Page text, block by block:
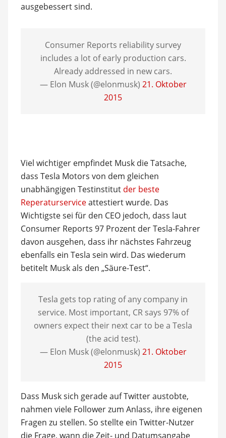
ausgebessert sind.
Consumer Reports reliability survey
includes a lot of early production cars.
Already addressed in new cars.
— Elon Musk (@elonmusk) 21. Oktober
2015
Viel wichtiger empfindet Musk die Tatsache,
dass Tesla Motors von dem gleichen
unabhängigen Testinstitut der beste
Reperaturserviceattestiert wurde. Das
Wichtigste sei für den CEO jedoch, dass laut
Consumer Reports 97 Prozent der Tesla-Fahrer
davon ausgehen, dass ihr nächstes Fahrzeug
ebenfalls ein Tesla sein wird. Das wiederum
betitelt Musk als den „Säure-Test“.
Tesla gets top rating of any company in
service. Most important, CR says 97% of
owners expect their next car to be a Tesla
(the acid test).
— Elon Musk (@elonmusk) 21. Oktober
2015
Dass Musk sich gerade auf Twitter austobte,
nahmen viele Follower zum Anlass, ihre eigenen
Fragen zu stellen. So stellte ein Twitter-Nutzer
die Frage, wann die Zeit- und Datumsangabe